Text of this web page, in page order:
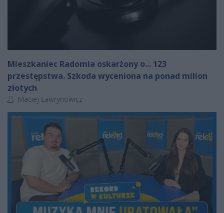
Mieszkaniec Radomia oskarżony o... 123
przestępstwa. Szkoda wyceniona na ponad milion
złotych
Autor artykułu:
Maciej Ławrynowicz